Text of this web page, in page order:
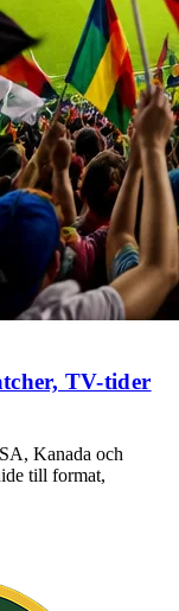
TV-tider
Kanada och
till format,